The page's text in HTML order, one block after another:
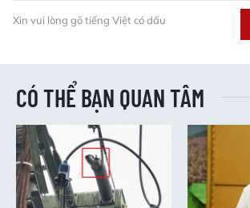
Xin vui lòng gõ tiếng Việt có dấu
CÓ THỂ BẠN QUAN TÂM